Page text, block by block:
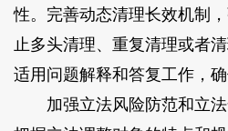
性。完善动态清理长效机制
止多头清理、重复清理或者
适用问题解释和答复工作，
加强立法风险防范和立